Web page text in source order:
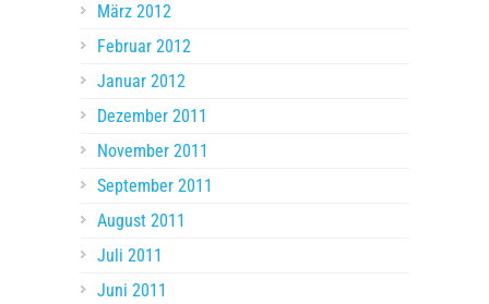
März 2012
Februar 2012
Januar 2012
Dezember 2011
November 2011
September 2011
August 2011
Juli 2011
Juni 2011